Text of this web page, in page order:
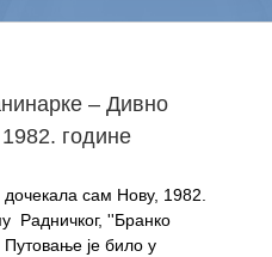
– Дивно
године
сам Нову, 1982.
Радничког, ''Бранко
је било у